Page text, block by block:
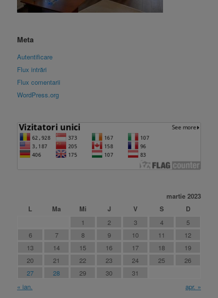
Meta
Autentificare
Flux intrări
Flux comentarii
WordPress.org
martie 2023
L
Ma Mi J V S
D
1
2 3 4
5
6
7 8 9 10 11
12
13
14 15 16 17 18
19
20
21 22 23 24 25
26
27
28 29 30
31
« ian.
apr. »